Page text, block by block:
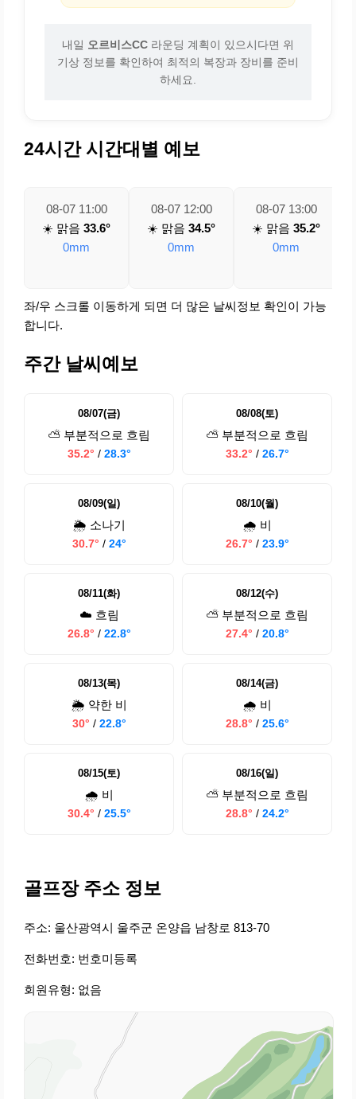
내일 오르비스CC 라운딩 계획이 있으시다면 위
기상 정보를 확인하여 최적의 복장과 장비를 준비
하세요.
24시간 시간대별 예보
08-07 11:00
☀️ 맑음 33.6°
0mm
08-07 12:00
☀️ 맑음 34.5°
0mm
08-07 13:00
☀️ 맑음 35.2°
0mm
좌/우 스크롤 이동하게 되면 더 많은 날씨정보 확인이 가능
합니다.
주간 날씨예보
08/07(금)
⛅ 부분적으로 흐림
35.2° / 28.3°
08/08(토)
⛅ 부분적으로 흐림
33.2° / 26.7°
08/09(일)
🌦️ 소나기
30.7° / 24°
08/10(월)
🌧️ 비
26.7° / 23.9°
08/11(화)
☁️ 흐림
26.8° / 22.8°
08/12(수)
⛅ 부분적으로 흐림
27.4° / 20.8°
08/13(목)
🌦️ 약한 비
30° / 22.8°
08/14(금)
🌧️ 비
28.8° / 25.6°
08/15(토)
🌧️ 비
30.4° / 25.5°
08/16(일)
⛅ 부분적으로 흐림
28.8° / 24.2°
골프장 주소 정보
주소: 울산광역시 울주군 온양읍 남창로 813-70
전화번호: 번호미등록
회원유형: 없음